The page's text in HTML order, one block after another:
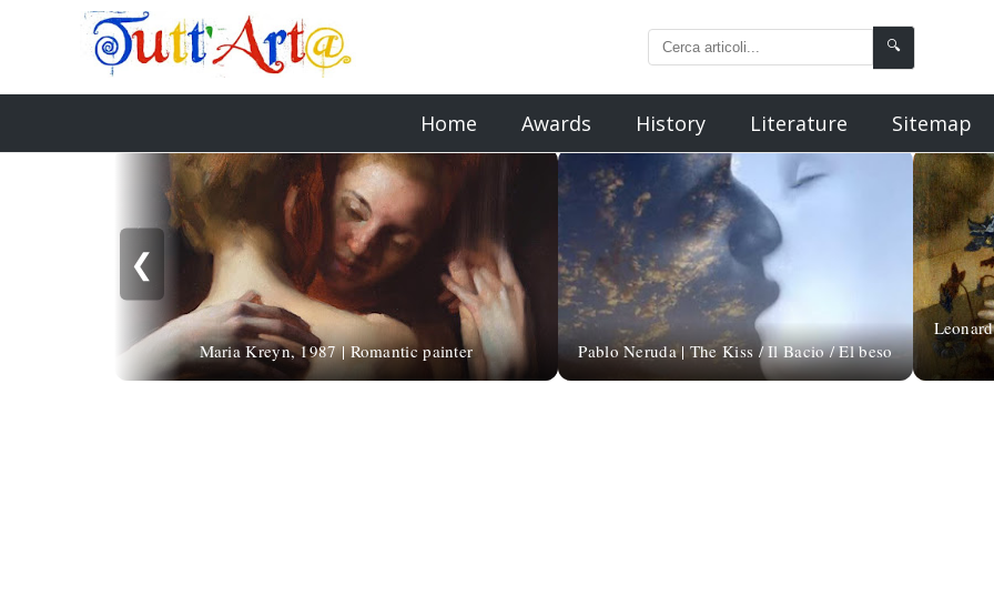
🔍
Home Awards History Literature Sitemap
❮
Maria Kreyn, 1987 | Romantic painter Pablo Neruda | The Kiss / Il Bacio / El beso